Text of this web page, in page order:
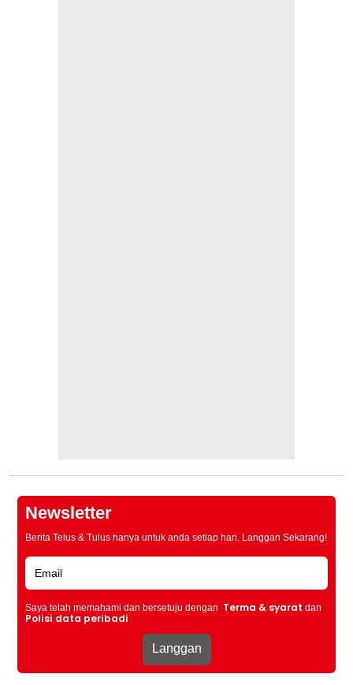
Newsletter
Berita Telus & Tulus hanya untuk anda setiap hari. Langgan Sekarang!
Saya telah memahami dan bersetuju dengan Terma & syarat dan
Polisi data peribadi